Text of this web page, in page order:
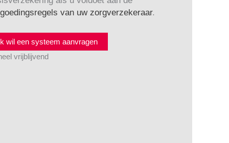
van uw zorgverzekeraar.
wil een systeem aanvragen
vrijblijvend